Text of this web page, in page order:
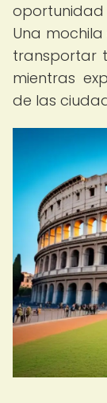
Una
transportar
mientras
de las